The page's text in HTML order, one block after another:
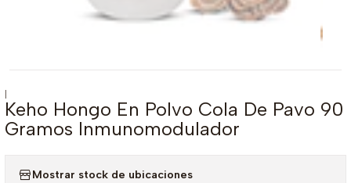
|
Keho Hongo En Polvo Cola De Pavo 90
Gramos Inmunomodulador
Mostrar stock de ubicaciones